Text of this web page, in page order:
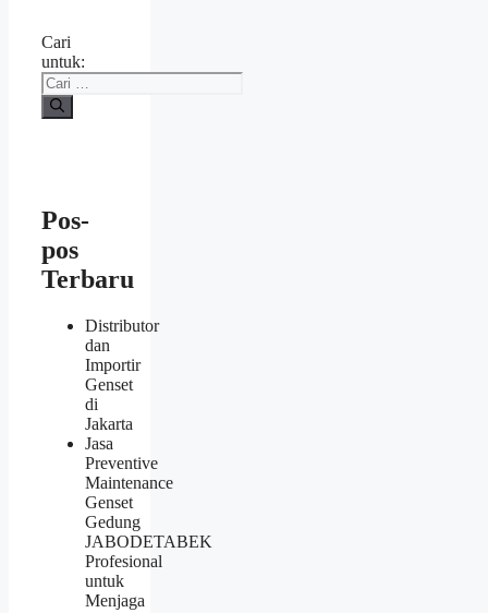
Cari
untuk:
Pos-
pos
Terbaru
Distributor
dan
Importir
Genset
di
Jakarta
Jasa
Preventive
Maintenance
Genset
Gedung
JABODETABEK
Profesional
untuk
Menjaga